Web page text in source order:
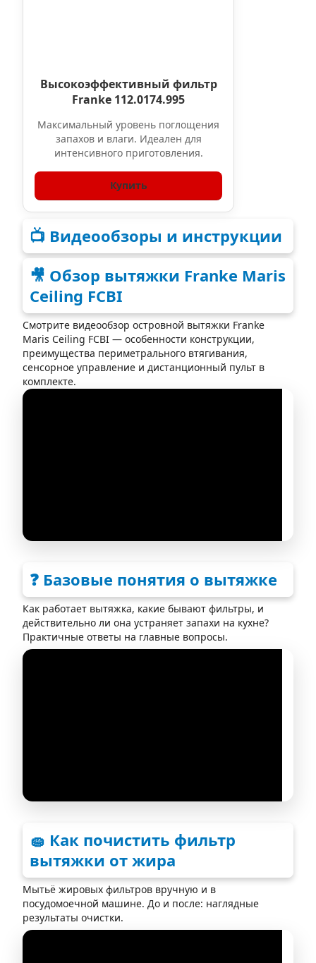
Высокоэффективный фильтр
Franke 112.0174.995
Максимальный уровень поглощения
запахов и влаги. Идеален для
интенсивного приготовления.
Купить
📺 Видеообзоры и инструкции
🎥 Обзор вытяжки Franke Maris
Ceiling FCBI
Смотрите видеообзор островной вытяжки Franke
Maris Ceiling FCBI — особенности конструкции,
преимущества периметрального втягивания,
сенсорное управление и дистанционный пульт в
комплекте.
❓ Базовые понятия о вытяжке
Как работает вытяжка, какие бывают фильтры, и
действительно ли она устраняет запахи на кухне?
Практичные ответы на главные вопросы.
🧽 Как почистить фильтр
вытяжки от жира
Мытьё жировых фильтров вручную и в
посудомоечной машине. До и после: наглядные
результаты очистки.